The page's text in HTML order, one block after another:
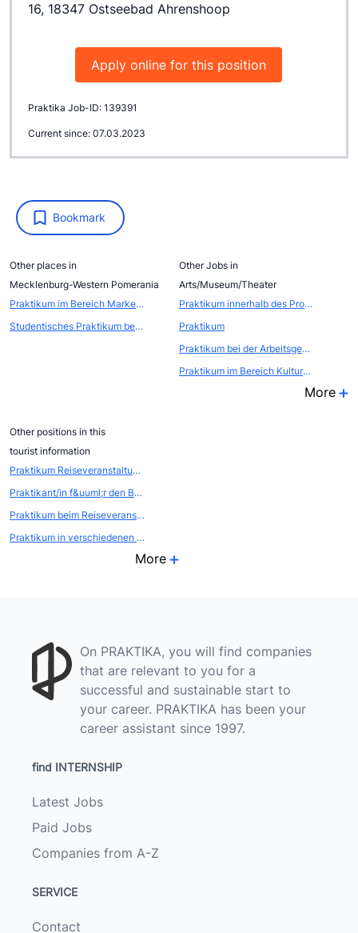
Bookmark
Other places in
Mecklenburg-Western Pomerania
Praktikum im Bereich Marketingstrategie und Digitales (m/w/d)
Studentisches Praktikum beim Künstlerhaus Ahrenshoop e. V.
Other Jobs in
Arts/Museum/Theater
Praktikum innerhalb des Projekts Atelierstipendium Zollverein
Praktikum
Praktikum bei der Arbeitsgemeinschaft Literarischer Gesellschaften und Gedenkstätten
Praktikum im Bereich Kulturmanagement auf Französisch und Deutsch
More
Other positions in this
tourist information
Praktikum Reiseveranstaltung und Touristik ab Fr&uuml;hjahr 2023
Praktikant/in f&uuml;r den Bereich Online Marketing und Content Management
Praktikum beim Reiseveranstalter
Praktikum in verschiedenen Bereichen
More
16, 18347 Ostseebad Ahrenshoop
Apply online for this position
Praktika Job-ID: 139391
Current since: 07.03.2023
On PRAKTIKA, you will find companies
that are relevant to you for a
successful and sustainable start to
your career. PRAKTIKA has been your
career assistant since 1997.
find INTERNSHIP
Latest Jobs
Paid Jobs
Companies from A-Z
SERVICE
Contact